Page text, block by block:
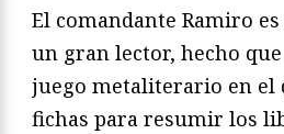
El comandante Ramiro
un gran lector, hecho
juego metaliterario en el
fichas para resumir los